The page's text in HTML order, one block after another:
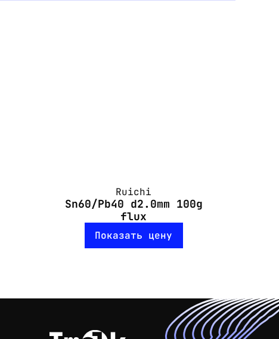
Ruichi
Sn60/Pb40 d2.0mm 100g
flux
Показать цену